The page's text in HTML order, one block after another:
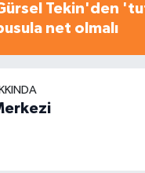
Tekin'den
net olmalı